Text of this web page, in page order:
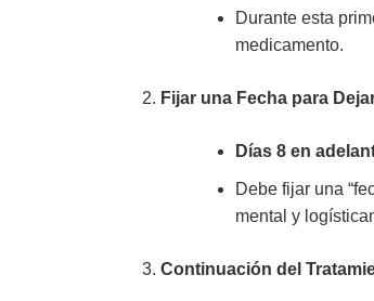
Durante esta
medicamento.
Fijar una Fecha para
Días 8 en
Debe fijar una
mental y
Continuación del